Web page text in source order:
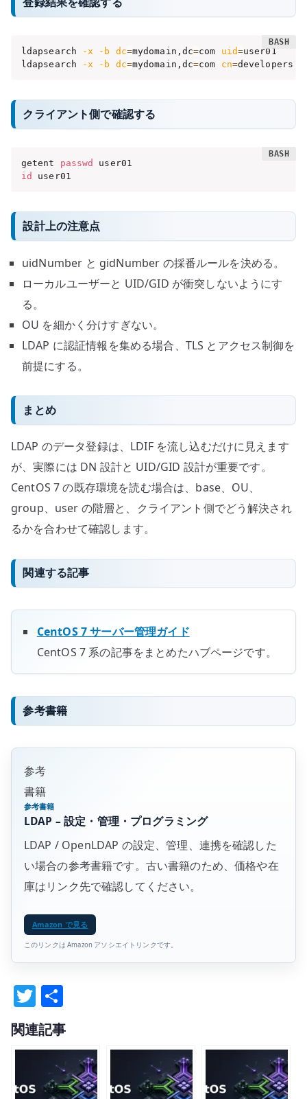
ldapsearch -x -b dc=mydomain,dc=com uid=user01
ldapsearch
-x -b dc=mydomain,dc=com cn=developers
クライアント側で確認する
getent passwd
id
user01
設計上の注意点
uidNumber と gidNumber の採番ルールを決める。
ローカルユーザーと UID/GID が衝突しないようにす
る。
OU を細かく分けすぎない。
LDAP に認証情報を集める場合、TLS とアクセス制御を
前提にする。
まとめ
LDAP のデータ登録は、LDIF を流し込むだけに見えます
が、実際には DN 設計と UID/GID 設計が重要です。
CentOS 7 の既存環境を読む場合は、base、OU、
group、user の階層と、クライアント側でどう解決され
るかを合わせて確認します。
関連する記事
CentOS 7 サーバー管理ガイド
CentOS 7 系の記事をまとめたハブページです。
参考書籍
参考
書籍
参考書籍
LDAP – 設定・管理・プログラミング
LDAP / OpenLDAP の設定、管理、連携を確認した
い場合の参考書籍です。古い書籍のため、価格や在
庫はリンク先で確認してください。
Amazon で見る
このリンクは Amazon アソシエイトリンクです。
T
w
it
te
r
有
関連記事